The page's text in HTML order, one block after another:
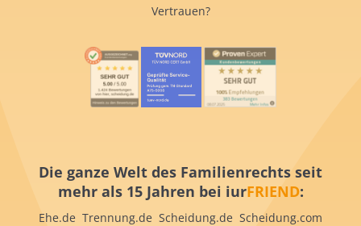
Vertrauen?
Die ganze Welt des Familienrechts seit
mehr als 15 Jahren bei iurFRIEND:
Ehe.de Trennung.de Scheidung.de Scheidung.com